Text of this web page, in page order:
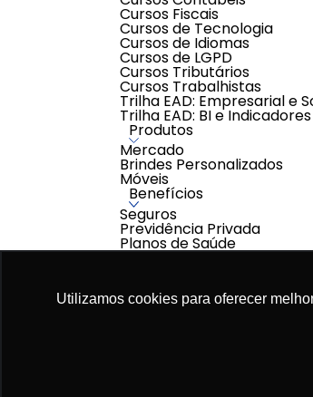
Utilizamos cookies para oferecer
Cursos Fiscais
Cursos de Tecnologia
Cursos de Idiomas
Cursos de LGPD
Cursos Tributários
Cursos Trabalhistas
Trilha EAD: Empresarial e
Trilha EAD: BI e Indicadores
Produtos
Mercado
Brindes Personalizados
Móveis
Benefícios
Seguros
Previdência Privada
Planos de Saúde
Gestão de Benefícios